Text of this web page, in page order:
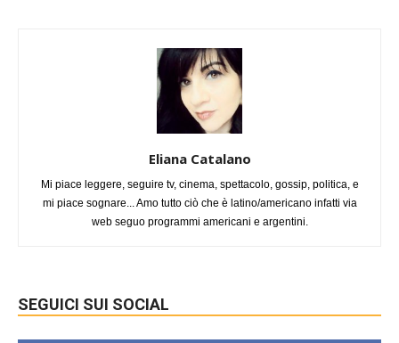
Eliana Catalano
Mi piace leggere, seguire tv, cinema, spettacolo, gossip, politica, e
mi piace sognare... Amo tutto ciò che è latino/americano infatti via
web seguo programmi americani e argentini.
SEGUICI SUI SOCIAL